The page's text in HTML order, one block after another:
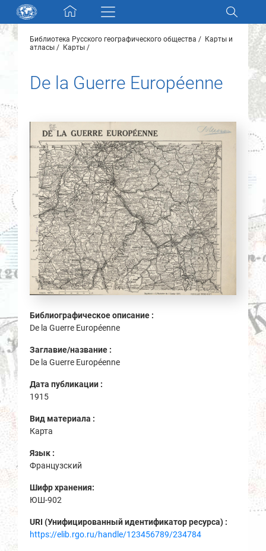
Skip navigation
Разделы и коллекции
Электронный каталог
Новости
О нас
Контакты
Партнеры
Найти
Библиотека Русского географического общества
Карты и
атласы
Карты
De la Guerre Européenne
Библиографическое описание :
De la Guerre Européenne
Заглавие/название :
De la Guerre Européenne
Дата публикации :
1915
Вид материала :
Карта
Язык :
Французский
Шифр хранения:
ЮШ-902
URI (Унифицированный идентификатор ресурса) :
https://elib.rgo.ru/handle/123456789/234784